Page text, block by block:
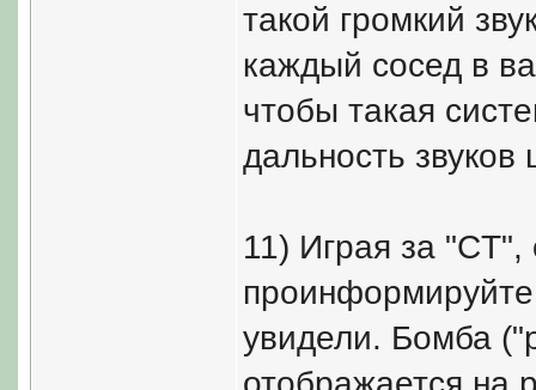
такой громкий
каждый сосед в
чтобы такая
дальность звуков
11) Играя за
увидели. Бомба